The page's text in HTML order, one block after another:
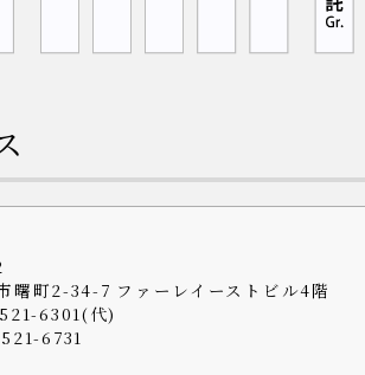
曙町2-34-7 ファーレイーストビル4階
6301(代)
6731